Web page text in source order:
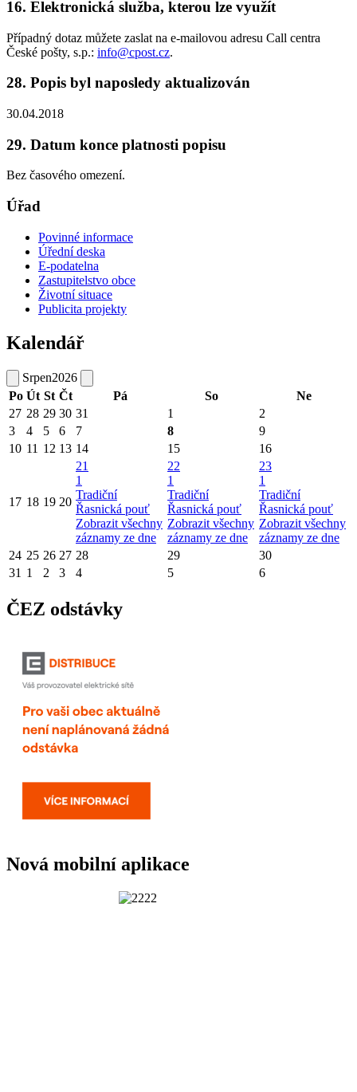
16. Elektronická služba, kterou lze využít
Případný dotaz můžete zaslat na e-mailovou adresu Call centra
České pošty, s.p.: info@cpost.cz.
28. Popis byl naposledy aktualizován
30.04.2018
29. Datum konce platnosti popisu
Bez časového omezení.
Úřad
Povinné informace
Úřední deska
E-podatelna
Zastupitelstvo obce
Životní situace
Publicita projekty
Kalendář
Srpen2026
Po Út St Čt Pá So
Ne
27 28 29 30 31 1
2
3
4 5 6 7 8
9
10 11 12 13 14 15 16
17 18 19 20
21
1
Tradiční
Řasnická pouť
Zobrazit všechny
záznamy ze dne
22
1
Tradiční
Řasnická pouť
Zobrazit všechny
záznamy ze dne
23
1
Tradiční
Řasnická pouť
Zobrazit všechny
záznamy ze dne
24 25 26 27 28 29
30
31 1 2 3 4 5 6
ČEZ odstávky
Nová mobilní aplikace